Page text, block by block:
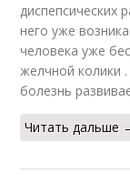
диспепсических
него уже
человека уже
желчной колики
болезнь
Читать дальше